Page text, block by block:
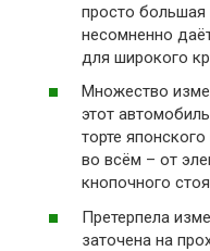
просто большая
несомненно
для широкого
Множество
этот
торте
во всём – от
кнопочного
Претерпела
заточена на